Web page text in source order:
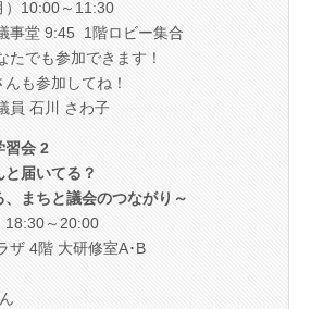
）10:00～11:30
事堂 9:45 1階ロビー集合
でも参加できます！
も参加してね！
員 石川 さわ子
習会 2
届いてる？
、まちと議会のつながり～
18:30～20:00
ザ 4階 大研修室A･B